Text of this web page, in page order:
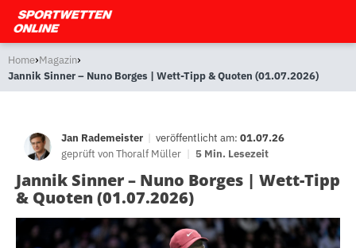
Home›Magazin›
Jannik Sinner – Nuno Borges | Wett-Tipp & Quoten (01.07.2026)
Jan Rademeister | veröffentlicht am: 01.07.26
geprüft vonThoralf Müller | 5 Min. Lesezeit
Jannik Sinner – Nuno Borges | Wett-Tipp
& Quoten (01.07.2026)